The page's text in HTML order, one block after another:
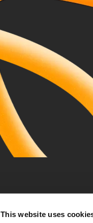
This website uses